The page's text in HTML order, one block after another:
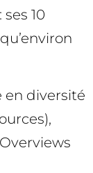
10
en diversité